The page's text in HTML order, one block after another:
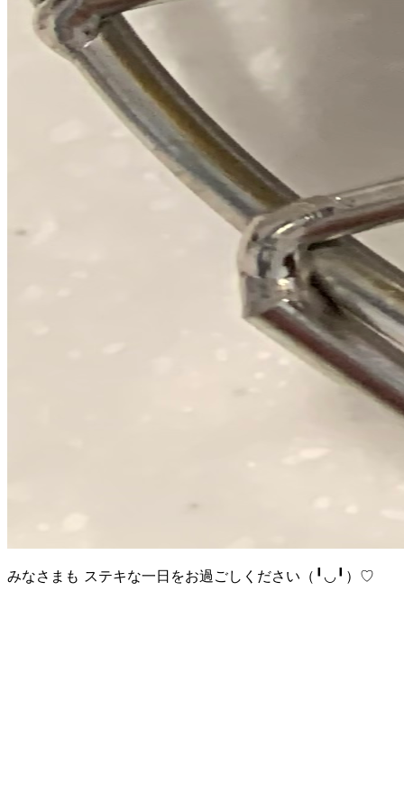
みなさまも ステキな一日をお過ごしください（╹◡╹）♡